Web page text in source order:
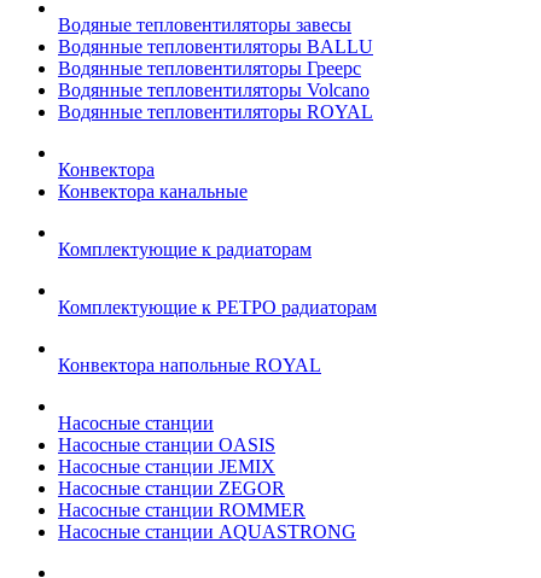
Водяные тепловентиляторы завесы
Водянные тепловентиляторы BALLU
Водянные тепловентиляторы Греерс
Водянные тепловентиляторы Volcano
Водянные тепловентиляторы ROYAL
Конвектора
Конвектора канальные
Комплектующие к радиаторам
Комплектующие к РЕТРО радиаторам
Конвектора напольные ROYAL
Насосные станции
Насосные станции OASIS
Насосные станции JEMIX
Насосные станции ZEGOR
Насосные станции ROMMER
Насосные станции AQUASTRONG